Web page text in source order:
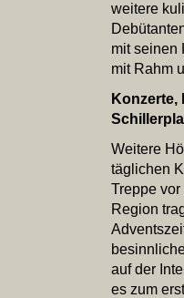
weitere
mit seinen
mit Rahm
Weitere
täglichen
Treppe
Region
auf der
es zum